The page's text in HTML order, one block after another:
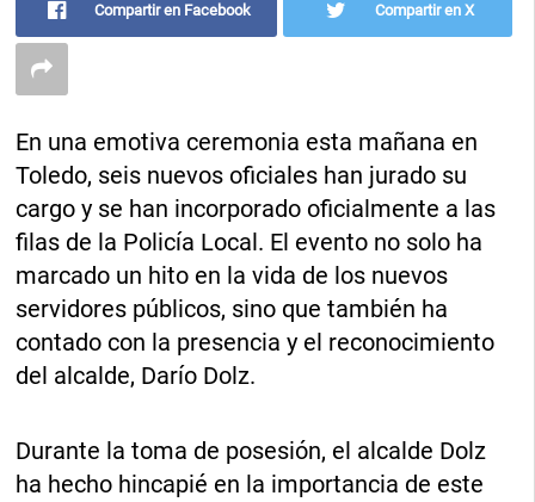
Compartir en Facebook Compartir en X
En una emotiva ceremonia esta mañana en
Toledo, seis nuevos oficiales han jurado su
cargo y se han incorporado oficialmente a las
filas de la Policía Local. El evento no solo ha
marcado un hito en la vida de los nuevos
servidores públicos, sino que también ha
contado con la presencia y el reconocimiento
del alcalde, Darío Dolz.
Durante la toma de posesión, el alcalde Dolz
ha hecho hincapié en la importancia de este